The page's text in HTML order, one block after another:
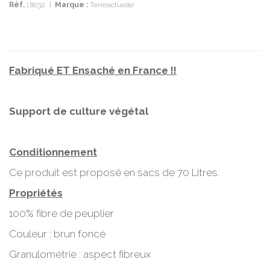
Réf. : 8032 Marque : Terreactuelle
Fabriqué ET Ensaché en France !!
Support de culture végétal
Conditionnement
Ce produit est proposé en sacs de 70 Litres.
Propriétés
100% fibre de peuplier
Couleur : brun foncé
Granulométrie : aspect fibreux